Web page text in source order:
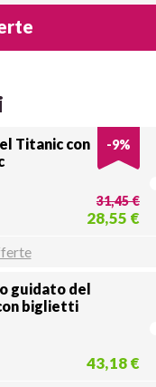
Titanic con
-9%
31,45 €
28,55 €
guidato del
biglietti
43,18 €